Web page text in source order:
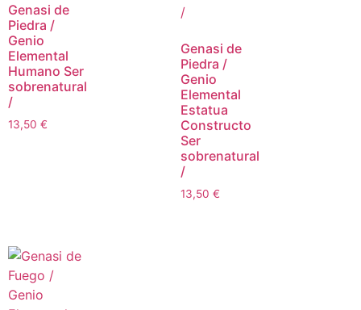
Genasi de
Piedra /
Genio
Elemental
Humano Ser
sobrenatural
/
13,50 €
Genasi de
Piedra /
Genio
Elemental
Estatua
Constructo
Ser
sobrenatural
/
13,50 €